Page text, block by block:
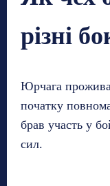
різні
Юрчага
початку
брав участь у
сил.